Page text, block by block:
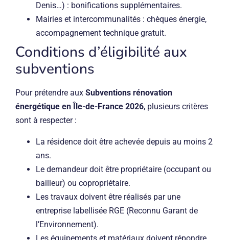
Denis…) : bonifications supplémentaires.
Mairies et intercommunalités : chèques énergie,
accompagnement technique gratuit.
Conditions d’éligibilité aux
subventions
Pour prétendre aux Subventions rénovation
énergétique en Île-de-France 2026, plusieurs critères
sont à respecter :
La résidence doit être achevée depuis au moins 2
ans.
Le demandeur doit être propriétaire (occupant ou
bailleur) ou copropriétaire.
Les travaux doivent être réalisés par une
entreprise labellisée RGE (Reconnu Garant de
l’Environnement).
Les équipements et matériaux doivent répondre